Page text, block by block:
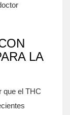
LA
que el THC